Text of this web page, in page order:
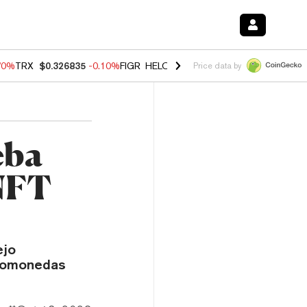
TRX $0.326835 -0.10%FIGR_HELOC $1.018 -1.40%HYPE $55.68
Price data by